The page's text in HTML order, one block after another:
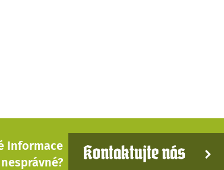
Informace
Kontaktujte nás